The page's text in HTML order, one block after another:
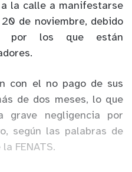
la calle a manifestarse
de noviembre, debido
por los que están
con el no pago de sus
de dos meses, lo que
grave negligencia por
según las palabras de
FENATS.